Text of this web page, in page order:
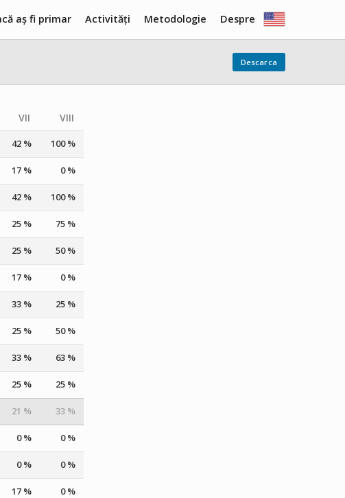
Despre
Metodologie
Activități
aș fi primar
Descarca
VII VIII
42 % 100 %
17 % 0 %
42 % 100 %
25 % 75 %
25 % 50 %
17 % 0 %
33 % 25 %
25 % 50 %
33 % 63 %
25 % 25 %
21 % 33 %
0 % 0 %
0 % 0 %
17 % 0 %